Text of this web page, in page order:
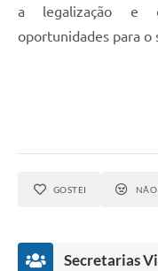
a legalização e
oportunidades para o
GOSTEI NÃO
Secretarias